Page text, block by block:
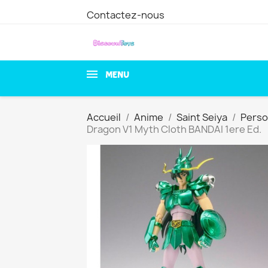
Contactez-nous
MENU
Accueil Anime Saint Seiya
Dragon V1 Myth Cloth BANDAI 1ere Ed.